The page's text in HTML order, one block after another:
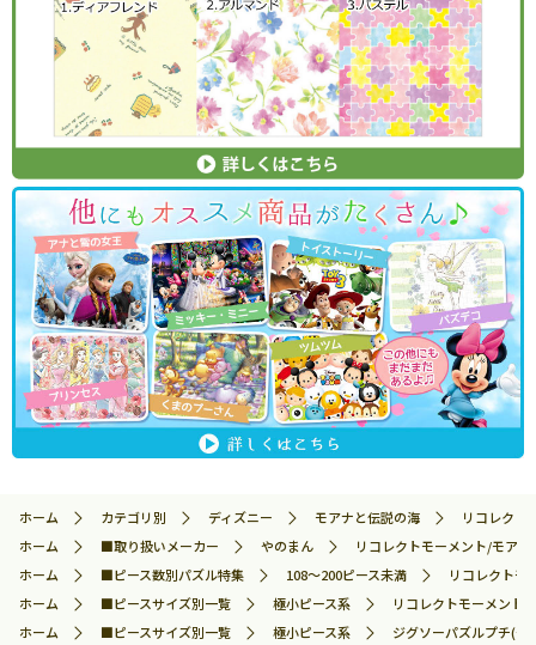
ホーム カテゴリ別 ディズニー モアナと伝説の海
リコレク
ホーム
■取り扱いメーカー やのまん
リコレクトモーメント/モア
ホーム
■ピース数別パズル特集 108～200ピース未満
リコレクト
ホーム
■ピースサイズ別一覧 極小ピース系
リコレクトモーメン
ホーム
■ピースサイズ別一覧 極小ピース系 ジグソーパズルプチ(や